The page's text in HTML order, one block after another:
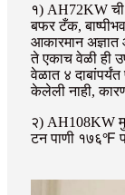
१) AH72KW
बफर टँक,
आकारमान अज्ञात
ते एकाच वेळी ही
वेळात ४
केलेली नाही,
२) AH108KW
टन पाणी १७६℉